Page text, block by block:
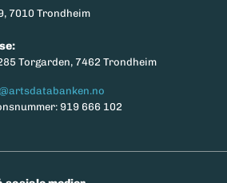
7010 Trondheim
Torgarden, 7462 Trondheim
919 666 102